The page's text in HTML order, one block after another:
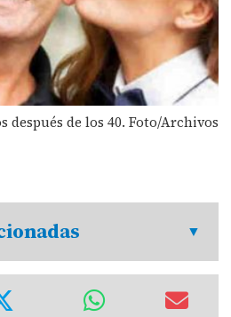
después de los 40. Foto/Archivos